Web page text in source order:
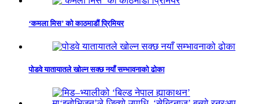
‘कमला मिस’ को काठमाडौं प्रिमियर
पोडवे यातायातले खोल्न सक्छ नयाँ सम्भावनाको ढोका